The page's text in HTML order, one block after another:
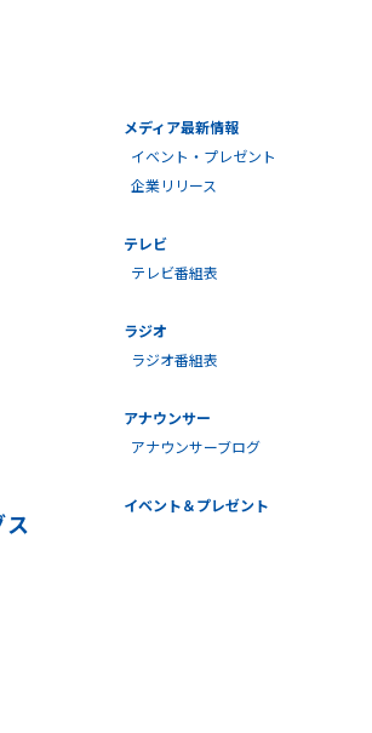
メディア最新情報
イベント・プレゼント
企業リリース
テレビ
テレビ番組表
ラジオ
ラジオ番組表
アナウンサー
アナウンサーブログ
イベント＆プレゼント